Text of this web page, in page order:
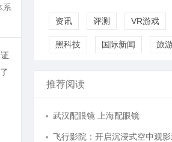
系
资讯 评测 VR游戏
黑科技 国际新闻 旅
推荐阅读
武汉配眼镜 上海配眼镜
飞行影院：开启沉浸式空中观